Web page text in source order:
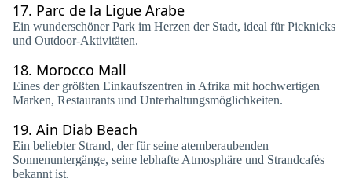
17. Parc de la Ligue Arabe
Ein wunderschöner Park im Herzen der Stadt, ideal für Picknicks
und Outdoor-Aktivitäten.
18. Morocco Mall
Eines der größten Einkaufszentren in Afrika mit hochwertigen
Marken, Restaurants und Unterhaltungsmöglichkeiten.
19. Ain Diab Beach
Ein beliebter Strand, der für seine atemberaubenden
Sonnenuntergänge, seine lebhafte Atmosphäre und Strandcafés
bekannt ist.